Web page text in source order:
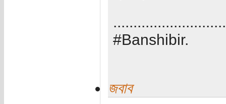
#Banshibir.
জবাব